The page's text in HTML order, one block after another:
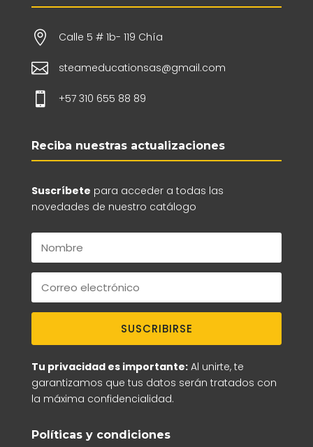
 Calle 5 # 1b- 119 Chía
 steameducationsas@gmail.com
 +57 310 655 88 89
Reciba nuestras actualizaciones
Suscríbete para acceder a todas las
novedades de nuestro catálogo
SUSCRIBIRSE
Tu privacidad es importante:Al unirte, te
garantizamos que tus datos serán tratados con
la máxima confidencialidad.
Políticas y condiciones